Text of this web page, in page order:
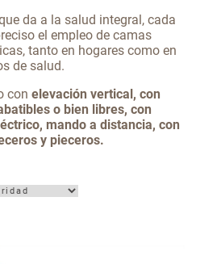
da a la salud integral, cada
el empleo de camas
tanto en hogares como en
de salud.
con elevación vertical, con
o bien libres, con
mando a distancia, con
y pieceros.